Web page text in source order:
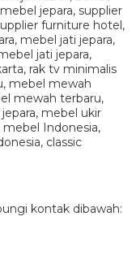
kontak dibawah: